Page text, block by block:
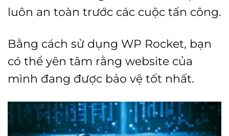
luôn an toàn trước các cuộc tấn công.
Bằng cách sử dụng WP Rocket, bạn
có thể yên tâm rằng website của
mình đang được bảo vệ tốt nhất.